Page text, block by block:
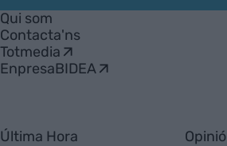
Empresa
Qui som
Contacta'ns
Totmedia
EnpresaBIDEA
Última Hora Opinió